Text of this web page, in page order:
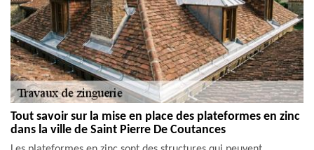
Tout savoir sur la mise en place des plateformes en zinc
dans la ville de Saint Pierre De Coutances